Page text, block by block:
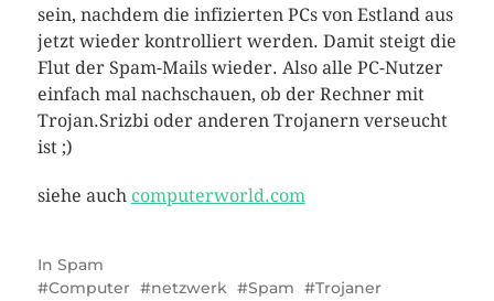
sein, nachdem die infizierten PCs von Estland aus
jetzt wieder kontrolliert werden. Damit steigt die
Flut der Spam-Mails wieder. Also alle PC-Nutzer
einfach mal nachschauen, ob der Rechner mit
Trojan.Srizbi oder anderen Trojanern verseucht
ist ;)
siehe auch computerworld.com
In Spam
Computer
netzwerk Spam Trojaner